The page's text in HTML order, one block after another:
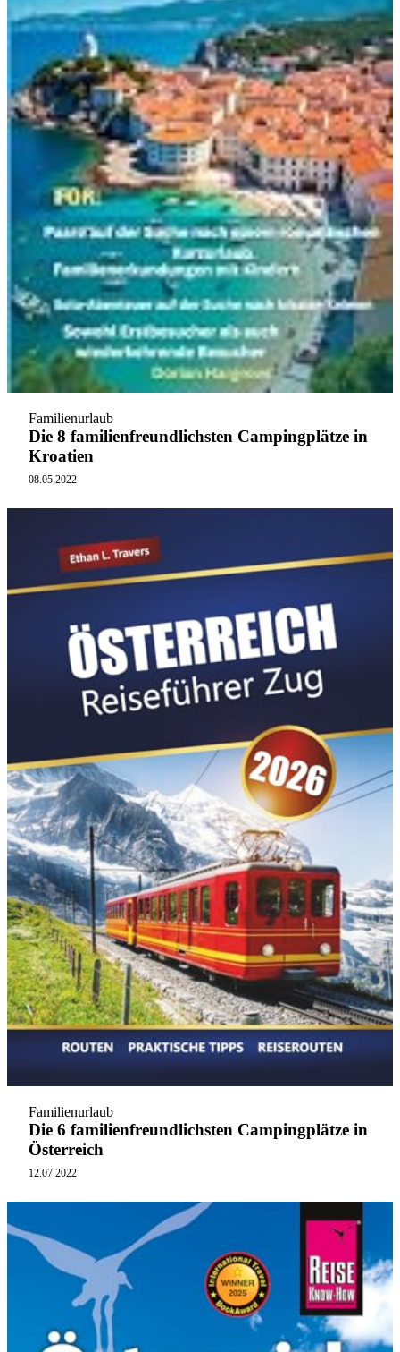
Familienurlaub
Die 8 familienfreundlichsten Campingplätze in
Kroatien
08.05.2022
Familienurlaub
Die 6 familienfreundlichsten Campingplätze in
Österreich
12.07.2022